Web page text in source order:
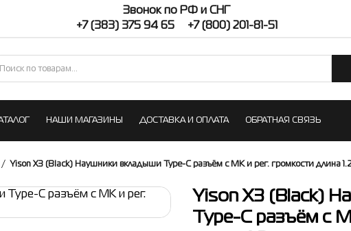
Звонок по РФ и СНГ
+7 (383) 375 94 65
+7 (800) 201-81-51
НАШИ МАГАЗИНЫ ДОСТАВКА И ОПЛАТА ОБРАТНАЯ СВЯЗЬ
/ Yison X3 (Black) Наушники вкладыши Type-C разъём с МК и рег. громкости длина
Yison X3 (Black)
Type-C разъём с